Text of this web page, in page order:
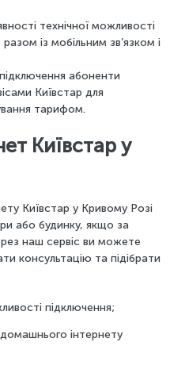
технічної можливості
із мобільним зв’язком і
підключення абоненти
Київстар для
тарифом.
Київстар у
Київстар у Кривому Розі
або будинку, якщо за
наш сервіс ви можете
консультацію та підібрати
підключення;
інтернету